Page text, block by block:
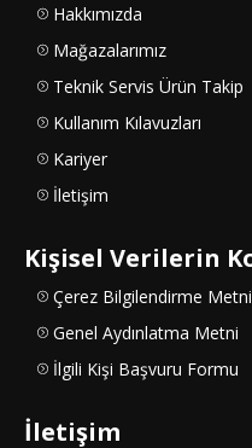
Hakkımızda
Mağazalarımız
Teknik Servis Ürün Takip
Kullanım Kılavuzları
Kariyer
İletişim
Kişisel Verilerin
Çerez Bilgilendirme
Genel Aydınlatma Metni
İlgili Kişi Başvuru Formu
İletişim